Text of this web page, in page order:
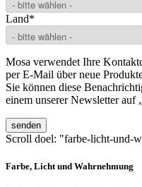
Land*
Mosa verwendet Ihre
per E-Mail über neue
Sie können diese
einem unserer Newsletter auf
Scroll doel: "farbe-licht-und-
Farbe, Licht und Wahrnehmung